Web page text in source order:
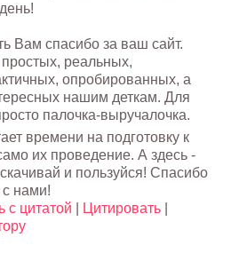
Вам спасибо за ваш сайт.
реальных,
опробированных, а
нашим деткам. Для
палочка-выручалочка.
времени на подготовку к
их проведение. А здесь -
и пользуйся! Спасибо
с нами!
с цитатой Цитировать